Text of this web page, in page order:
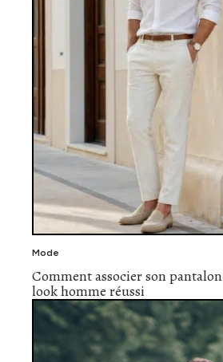
Mode
Comment associer son
look homme réussi